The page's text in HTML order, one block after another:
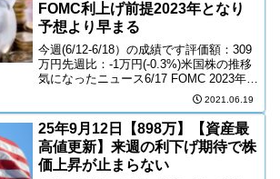
FOMC利上げ前提2023年となり
予想より早まる
今週(6/12-6/18）の成績です評価額：309
万円先週比：-1万円(-0.3%)米国株の推移
気になったニュース6/17 FOMC 2023年の
利上げ支持メンバー増加し、予想より利
上げが早まる見込み＝＞ダウが売られ
る。NASDAQは買われ...
2021.06.19
25年9月12日【898万】【資産最
高値更新】来週の利下げ期待で株
価上昇が止まらない